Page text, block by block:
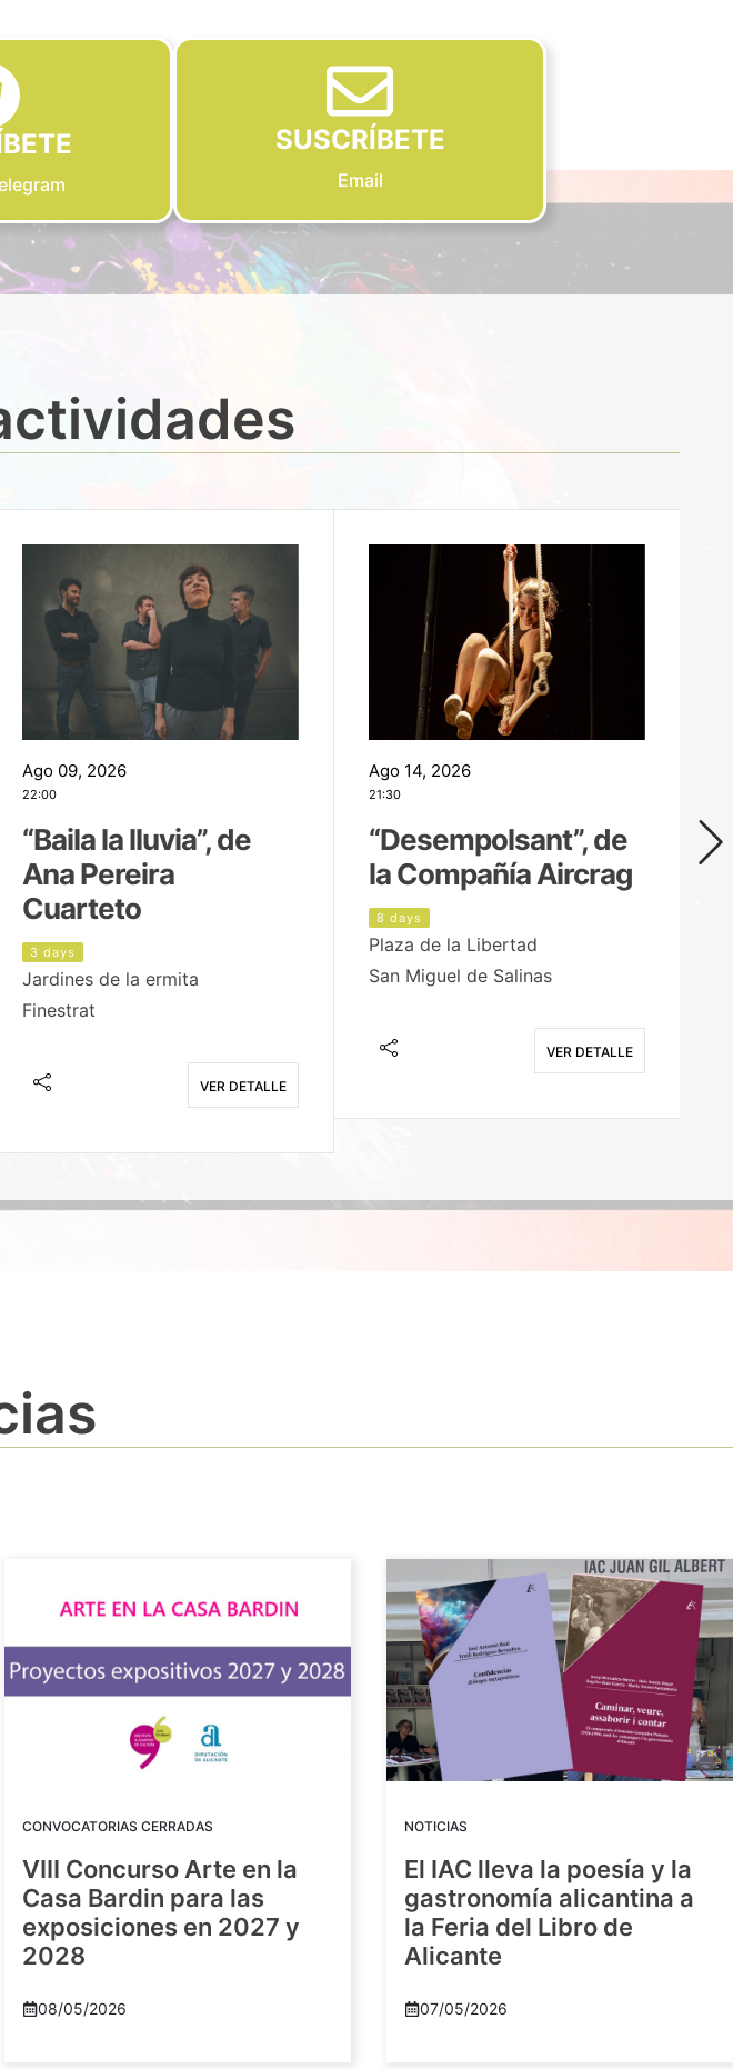
SUSCRÍBETE
Email
Ago 09, 2026
22:00
“Baila la lluvia”, de
Ana Pereira
Cuarteto
3 days
Jardines de la ermita
Finestrat
VER DETALLE
Ago 14, 2026
21:30
“Desempolsant”, de
la Compañía Aircrag
8 days
Plaza de la Libertad
San Miguel de Salinas
VER DETALLE
CONVOCATORIAS CERRADAS
VIII Concurso Arte en la
Casa Bardin para las
exposiciones en 2027 y
2028
08/05/2026
NOTICIAS
El IAC lleva la poesía y la
gastronomía alicantina a
la Feria del Libro de
Alicante
07/05/2026